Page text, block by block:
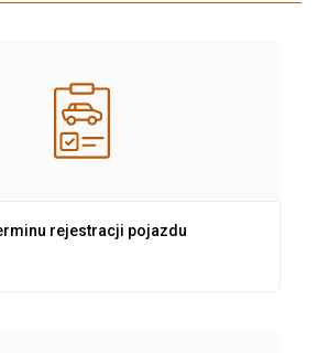
rejestracji pojazdu